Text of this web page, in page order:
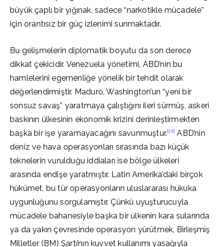
büyük çaplı bir yığınak, sadece “narkotikle mücadele”
için orantısız bir güç izlenimi sunmaktadır.
Bu gelişmelerin diplomatik boyutu da son derece
dikkat çekicidir. Venezuela yönetimi, ABD’nin bu
hamlelerini egemenliğe yönelik bir tehdit olarak
değerlendirmiştir. Maduro, Washington’un “yeni bir
sonsuz savaş” yaratmaya çalıştığını ileri sürmüş, askeri
baskının ülkesinin ekonomik krizini derinleştirmekten
başka bir işe yaramayacağını savunmuştur.[iii] ABD’nin
deniz ve hava operasyonları sırasında bazı küçük
teknelerin vurulduğu iddiaları ise bölge ülkeleri
arasında endişe yaratmıştır. Latin Amerika’daki birçok
hükümet, bu tür operasyonların uluslararası hukuka
uygunluğunu sorgulamıştır. Çünkü uyuşturucuyla
mücadele bahanesiyle başka bir ülkenin kara sularında
ya da yakın çevresinde operasyon yürütmek, Birleşmiş
Milletler (BM) Şartı’nın kuvvet kullanımı yasağıyla